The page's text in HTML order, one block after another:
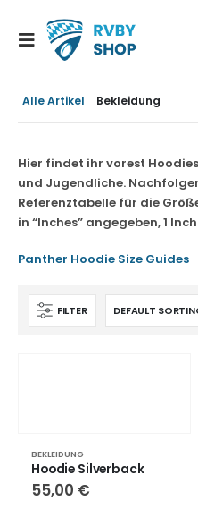
Alle Artikel Bekleidung
Hier findet ihr vorest
und Jugendliche.
Referenztabelle für die
in “Inches” angegeben, 1
Panther Hoodie Size Guides
FILTER
BEKLEIDUNG
Hoodie Silverback
55,00 €